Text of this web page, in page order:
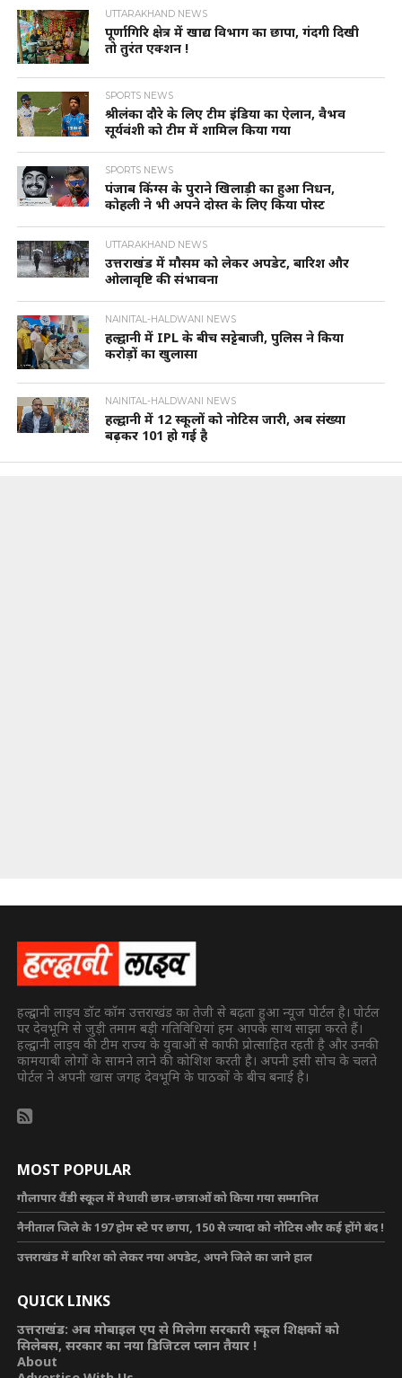
UTTARAKHAND NEWS
पूर्णागिरि क्षेत्र में खाद्य विभाग का छापा, गंदगी दिखी
तो तुरंत एक्शन !
SPORTS NEWS
श्रीलंका दौरे के लिए टीम इंडिया का ऐलान, वैभव
सूर्यवंशी को टीम में शामिल किया गया
SPORTS NEWS
पंजाब किंग्स के पुराने खिलाड़ी का हुआ निधन,
कोहली ने भी अपने दोस्त के लिए किया पोस्ट
UTTARAKHAND NEWS
उत्तराखंड में मौसम को लेकर अपडेट, बारिश और
ओलावृष्टि की संभावना
NAINITAL-HALDWANI NEWS
हल्द्वानी में IPL के बीच सट्टेबाजी, पुलिस ने किया
करोड़ों का खुलासा
NAINITAL-HALDWANI NEWS
हल्द्वानी में 12 स्कूलों को नोटिस जारी, अब संख्या
बढ़कर 101 हो गई है
हल्द्वानी लाइव डॉट कॉम उत्तराखंड का तेजी से बढ़ता हुआ न्यूज पोर्टल है। पोर्टल
पर देवभूमि से जुड़ी तमाम बड़ी गतिविधियां हम आपके साथ साझा करते हैं।
हल्द्वानी लाइव की टीम राज्य के युवाओं से काफी प्रोत्साहित रहती है और उनकी
कामयाबी लोगों के सामने लाने की कोशिश करती है। अपनी इसी सोच के चलते
पोर्टल ने अपनी खास जगह देवभूमि के पाठकों के बीच बनाई है।
MOST POPULAR
गौलापार वैंडी स्कूल में मेधावी छात्र-छात्राओं को किया गया सम्मानित
नैनीताल जिले के 197 होम स्टे पर छापा, 150 से ज्यादा को नोटिस और कई होंगे बंद !
उत्तराखंड में बारिश को लेकर नया अपडेट, अपने जिले का जाने हाल
QUICK LINKS
उत्तराखंड: अब मोबाइल एप से मिलेगा सरकारी स्कूल शिक्षकों को
सिलेबस, सरकार का नया डिजिटल प्लान तैयार !
About